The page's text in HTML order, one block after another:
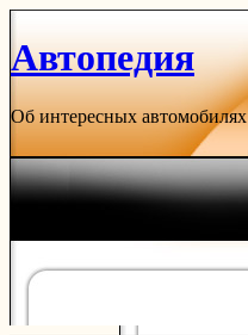
Автопедия
Об интересных автомобилях